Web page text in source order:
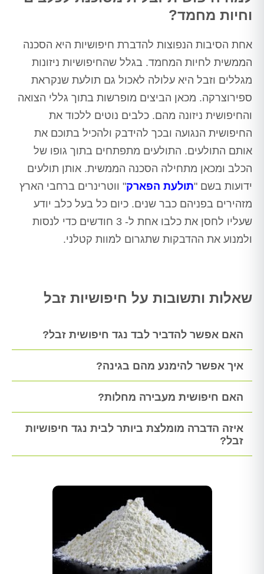
וחיות מחמד?
אחת הסיבות הנפוצות להדברת חיפושיות היא הסכנה
הממשית לחיות המחמד. בגלל שהחיפושיות ניזונות
מגללים וזבל היא עלולה לאכול גם תולעת שנקראת
ספירוצרקה. מכאן הביצים מופרשות בתוך גללי הצואה
והחיפושית ניזונה מהם. כלבים נוטים ללכוד את
החיפושית הנגועה ובכך להידבק ולהכיל בתוכם את
אותם התולעים. התולעים מתפתחים בתוך גופו של
הכלב ומכאן מתחילה הסכנה הממשית. אותן תולעים
ידועות בשם "תולעת הפארק" ווטרינרים ברחבי הארץ
מזהירים בפניהם כבר שנים. כיום כל בעל כלב יודע
שעליו לחסן את כלבו אחת ל- 3 חודשים כדי לנסות
ולמנוע את ההדבקות שתגרום למוות קטלני.
שאלות ותשובות על חיפושיות זבל
האם אפשר להדביר לבד נגד חיפושית זבל?
איך אפשר להימנע מהם בגינה?
האם חיפושית מעבירה מחלות?
איזה הדברה מומלצת ביותר לבית נגד חיפושיות
זבל?